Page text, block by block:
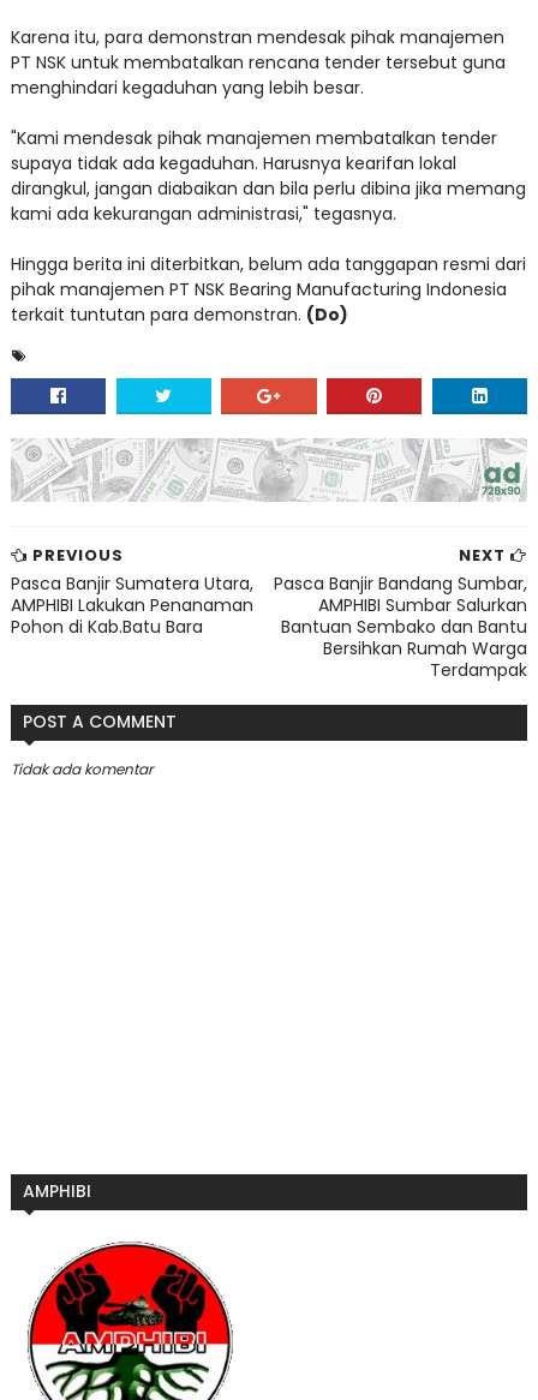
Karena itu, para demonstran mendesak pihak manajemen
PT NSK untuk membatalkan rencana tender tersebut guna
menghindari kegaduhan yang lebih besar.
"Kami mendesak pihak manajemen membatalkan tender
supaya tidak ada kegaduhan. Harusnya kearifan lokal
dirangkul, jangan diabaikan dan bila perlu dibina jika memang
kami ada kekurangan administrasi," tegasnya.
Hingga berita ini diterbitkan, belum ada tanggapan resmi dari
pihak manajemen PT NSK Bearing Manufacturing Indonesia
terkait tuntutan para demonstran. (Do)
NEXT
Pasca Banjir Bandang Sumbar,
AMPHIBI Sumbar Salurkan
Bantuan Sembako dan Bantu
Bersihkan Rumah Warga
Terdampak
PREVIOUS
Pasca Banjir Sumatera Utara,
AMPHIBI Lakukan Penanaman
Pohon di Kab.Batu Bara
POST A COMMENT
Tidak ada komentar
AMPHIBI